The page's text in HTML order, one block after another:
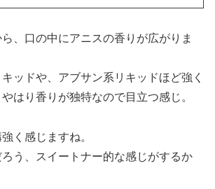
、口の中にアニスの香りが広がりま
ッドや、アブサン系リキッドほど強く
はり香りが独特なので目立つ感じ。
く感じますね。
う、スイートナー的な感じがするか